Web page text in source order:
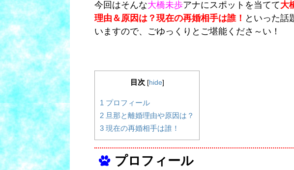
今回はそんな大橋未歩アナにスポットを当てて大
理由＆原因は？現在の再婚相手は誰！ といった話
いますので、ごゆっくりとご堪能くださ～い！
目次 [hide]
1 プロフィール
2 旦那と離婚理由や原因は？
3 現在の再婚相手は誰！
プロフィール